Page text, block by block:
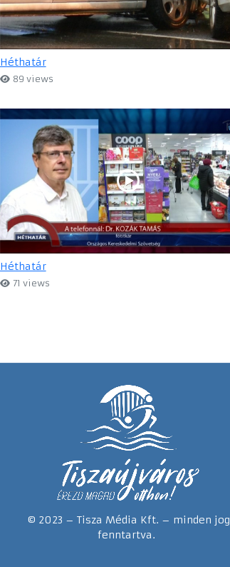
Héthatár
89 views
Héthatár
71 views
© 2023 – Tisza Média Kft. – minden jog
fenntartva.